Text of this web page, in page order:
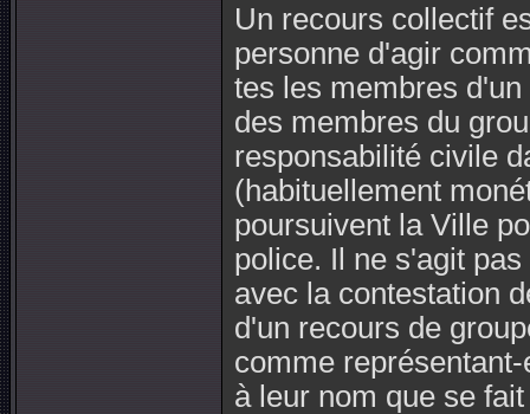
Un recours collectif
personne d'agir
tes les membres
des membres du
responsabilité civile
(habituellement
poursuivent la Ville
police. Il ne s'agit
avec la contestation
d'un recours de
comme
à leur nom que se